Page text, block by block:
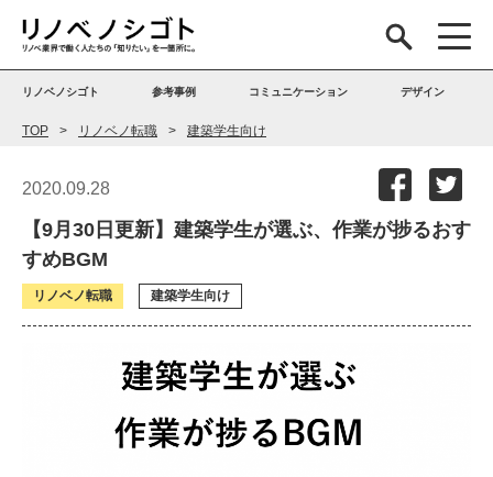
リノベノシゴト 参考事例 コミュニケーション デザイン
TOP リノベノ転職 建築学生向け
2020.09.28
【9月30日更新】建築学生が選ぶ、作業が捗るおす
すめBGM
リノベノ転職 建築学生向け